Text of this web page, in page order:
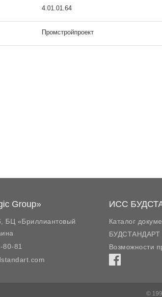
4.01.01.64
Промстройпроект
Group»
БЦ «Бриллиантовый
80-81
ИСС
Каталог
БУДСТАНДАРТ
Возможности
©